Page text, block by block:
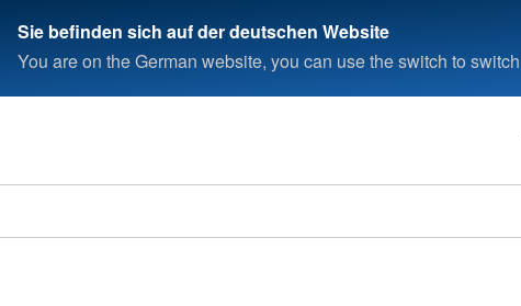
Sie befinden sich auf der deutschen Website
You are on the German website, you can use the switch to